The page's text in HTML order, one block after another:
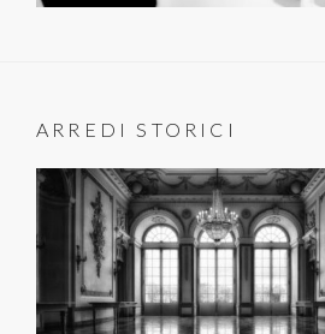
ARREDI STORICI